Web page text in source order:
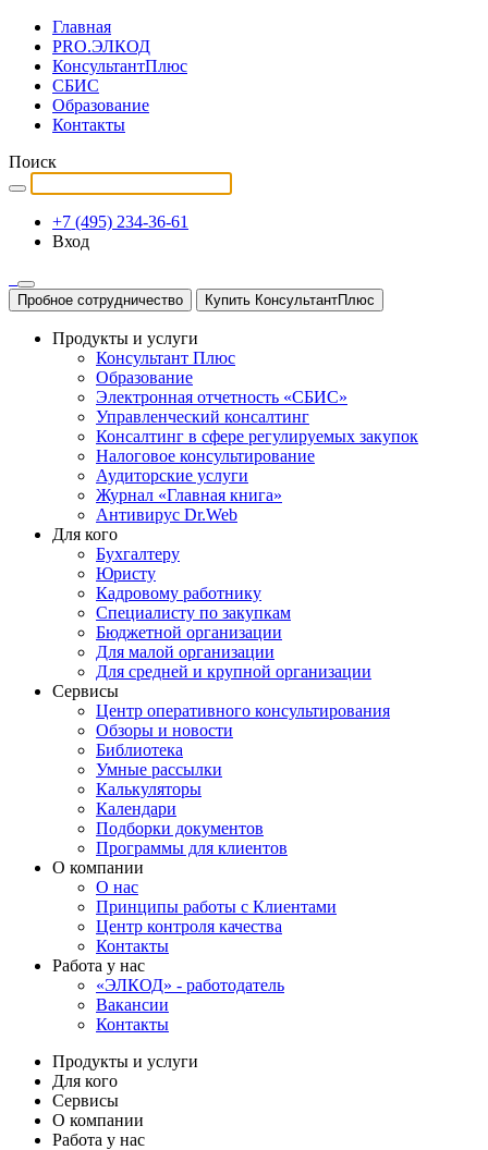
Главная
PRO.ЭЛКОД
КонсультантПлюс
СБИС
Образование
Контакты
Поиск
+7 (495) 234-36-61
Вход
Пробное сотрудничество Купить КонсультантПлюс
Продукты и услуги
Консультант Плюс
Образование
Электронная отчетность «СБИС»
Управленческий консалтинг
Консалтинг в сфере регулируемых закупок
Налоговое консультирование
Аудиторские услуги
Журнал «Главная книга»
Антивирус Dr.Web
Для кого
Бухгалтеру
Юристу
Кадровому работнику
Специалисту по закупкам
Бюджетной организации
Для малой организации
Для средней и крупной организации
Сервисы
Центр оперативного консультирования
Обзоры и новости
Библиотека
Умные рассылки
Калькуляторы
Календари
Подборки документов
Программы для клиентов
О компании
О нас
Принципы работы с Клиентами
Центр контроля качества
Контакты
Работа у нас
«ЭЛКОД» - работодатель
Вакансии
Контакты
Продукты и услуги
Для кого
Сервисы
О компании
Работа у нас